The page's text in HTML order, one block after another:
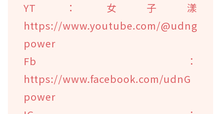
YT：女子漾
https://www.youtube.com/@udng
power
Fb：
https://www.facebook.com/udnG
power